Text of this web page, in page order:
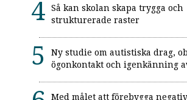
Så kan skolan skapa trygga och
strukturerade raster
Ny studie om autistiska drag,
ögonkontakt och igenkänning
Med målet att förebygga negativ